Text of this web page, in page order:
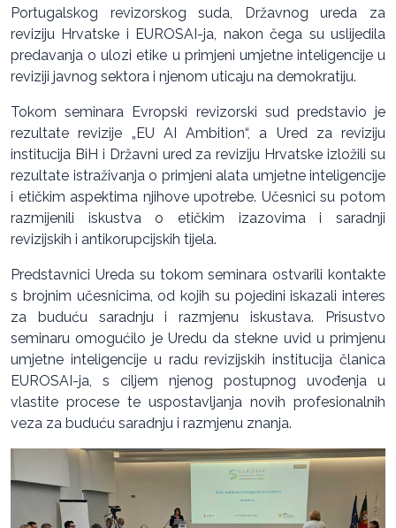
Portugalskog revizorskog suda, Državnog ureda za
reviziju Hrvatske i EUROSAI-ja, nakon čega su uslijedila
predavanja o ulozi etike u primjeni umjetne inteligencije u
reviziji javnog sektora i njenom uticaju na demokratiju.
Tokom seminara Evropski revizorski sud predstavio je
rezultate revizije „EU AI Ambition“, a Ured za reviziju
institucija BiH i Državni ured za reviziju Hrvatske izložili su
rezultate istraživanja o primjeni alata umjetne inteligencije
i etičkim aspektima njihove upotrebe. Učesnici su potom
razmijenili iskustva o etičkim izazovima i saradnji
revizijskih i antikorupcijskih tijela.
Predstavnici Ureda su tokom seminara ostvarili kontakte
s brojnim učesnicima, od kojih su pojedini iskazali interes
za buduću saradnju i razmjenu iskustava. Prisustvo
seminaru omogućilo je Uredu da stekne uvid u primjenu
umjetne inteligencije u radu revizijskih institucija članica
EUROSAI-ja, s ciljem njenog postupnog uvođenja u
vlastite procese te uspostavljanja novih profesionalnih
veza za buduću saradnju i razmjenu znanja.